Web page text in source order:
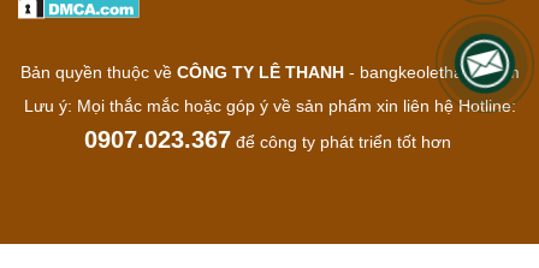
Bản quyền thuộc về CÔNG TY LÊ THANH- bangkeolethanh.com
Lưu ý: Mọi thắc mắc hoặc góp ý về sản phẩm xin liên hệ Hotline:
0907.023.367 để công ty phát triển tốt hơn